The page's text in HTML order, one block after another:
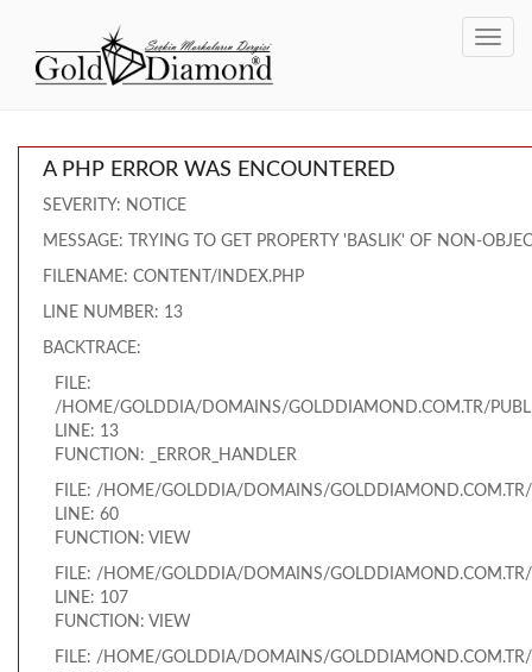
A PHP ERROR WAS ENCOUNTERED
SEVERITY: NOTICE
MESSAGE: TRYING TO GET PROPERTY 'BASLIK' OF NON-
FILENAME: CONTENT/INDEX.PHP
LINE NUMBER: 13
BACKTRACE:
FILE:
/HOME/GOLDDIA/DOMAINS/GOLDDIAMOND.COM.TR/
LINE: 13
FUNCTION: _ERROR_HANDLER
FILE: /HOME/GOLDDIA/DOMAINS/
LINE: 60
FUNCTION: VIEW
FILE: /HOME/GOLDDIA/DOMAINS/GOLDDIAMOND.COM.TR/
LINE: 107
FUNCTION: VIEW
FILE: /HOME/GOLDDIA/DOMAINS/